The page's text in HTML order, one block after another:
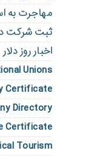
مهاجرت به
ثبت شرکت
اخبار روز دلار
Unions
Certificate
Directory
Certificate
Tourism